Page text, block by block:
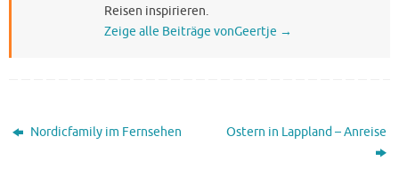
Reisen inspirieren.
Zeige alle Beiträge vonGeertje →
Nordicfamily im Fernsehen Ostern in Lappland – Anreise